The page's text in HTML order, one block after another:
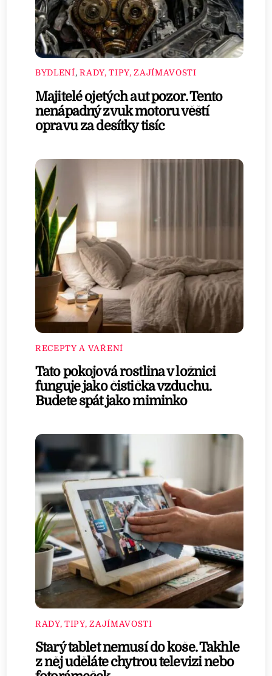
BYDLENÍ,RADY, TIPY, ZAJÍMAVOSTI
Majitelé ojetých aut pozor. Tento
nenápadný zvuk motoru věští
opravu za desítky tisíc
RECEPTY A VAŘENÍ
Tato pokojová rostlina v ložnici
funguje jako čistička vzduchu.
Budete spát jako miminko
RADY, TIPY, ZAJÍMAVOSTI
Starý tablet nemusí do koše. Takhle
z něj uděláte chytrou televizi nebo